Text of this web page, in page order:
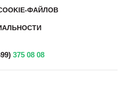
ФАЙЛОВ
375 08 08